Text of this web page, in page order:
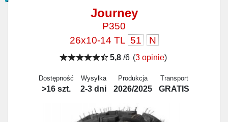
Journey
P350
26x10-14 TL 51 N
5,8/6 (3 opinie)
Dostępność
>16 szt.
Wysyłka
2-3 dni
Produkcja
2026/2025
Transport
GRATIS